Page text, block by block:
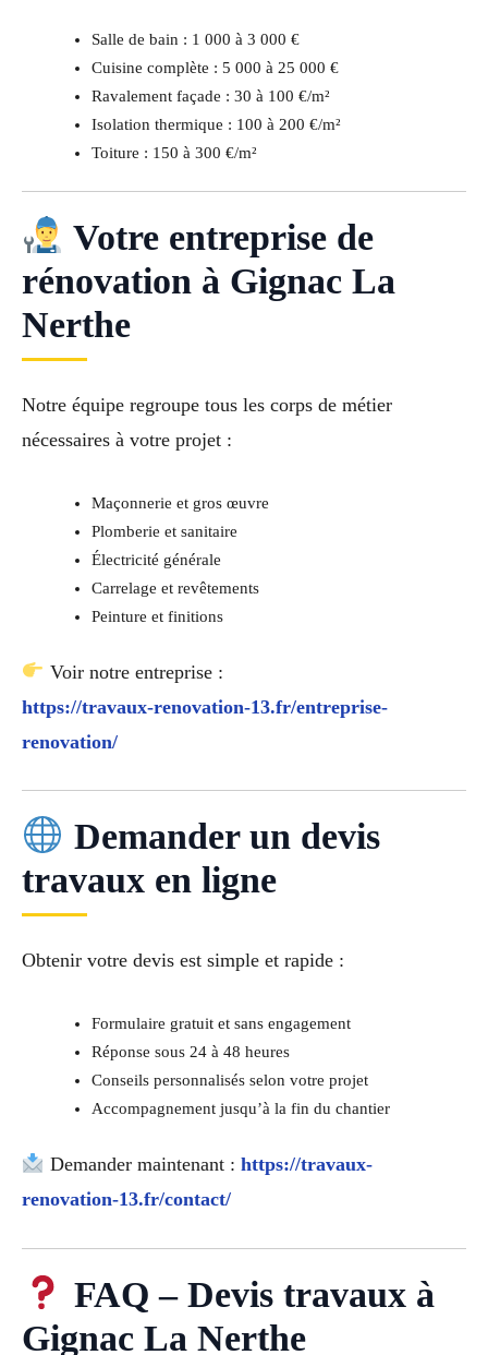
Salle de bain : 1 000 à 3 000 €
Cuisine complète : 5 000 à 25 000 €
Ravalement façade : 30 à 100 €/m²
Isolation thermique : 100 à 200 €/m²
Toiture : 150 à 300 €/m²
Votre entreprise de
rénovation à Gignac La
Nerthe
Notre équipe regroupe tous les corps de métier
nécessaires à votre projet :
Maçonnerie et gros œuvre
Plomberie et sanitaire
Électricité générale
Carrelage et revêtements
Peinture et finitions
Voir notre entreprise :
https://travaux-renovation-13.fr/entreprise-
renovation/
Demander un devis
travaux en ligne
Obtenir votre devis est simple et rapide :
Formulaire gratuit et sans engagement
Réponse sous 24 à 48 heures
Conseils personnalisés selon votre projet
Accompagnement jusqu’à la fin du chantier
Demander maintenant : https://travaux-
renovation-13.fr/contact/
FAQ – Devis travaux à
Gignac La Nerthe